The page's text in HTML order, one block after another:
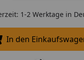
1-2 Werktage in
In den
In den